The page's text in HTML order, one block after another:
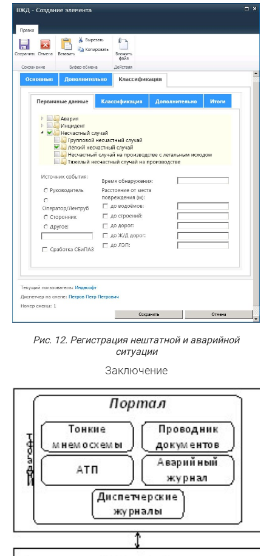
Рис. 12. Регистрация нештатной и аварийной
ситуации
Заключение